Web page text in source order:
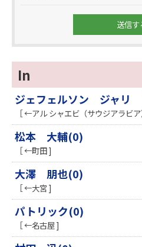
In
ジェフェルソン ジャリ
［ ←アル シャエビ（サウジアラビ
松本 大輔(0)
［ ←町田 ]
大澤 朋也(0)
［ ←大宮 ]
パトリック(0)
［ ←名古屋 ]